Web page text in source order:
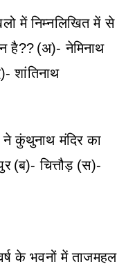
में निम्नलिखित में से
है?? (अ)- नेमिनाथ
शांतिनाथ
ने कुंथुनाथ मंदिर का
(ब)- चित्तौड़ (स)-
के भवनों में ताजमहल